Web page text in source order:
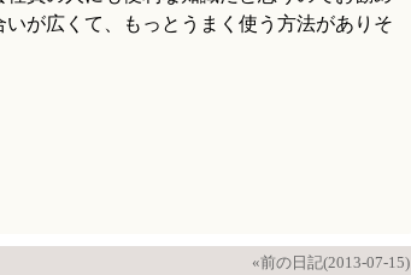
が広くて、もっとうまく使う方法がありそ
«前の日記(2013-07-15)